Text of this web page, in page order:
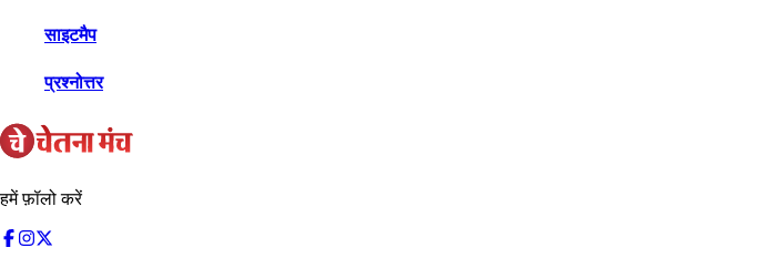
साइटमैप
प्रश्नोत्तर
हमें फ़ॉलो करें